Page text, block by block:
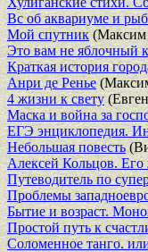
Вс об аквариуме и
Мой спутник (Максим
Это вам не яблочный
Краткая история
Анри де Ренье
4 жизни к свету
Маска и война за
ЕГЭ энциклопедия.
Небольшая повесть
Алексей Кольцов. Его
Путеводитель по
Проблемы
Бытие и возраст.
Простой путь к
Соломенное танго.